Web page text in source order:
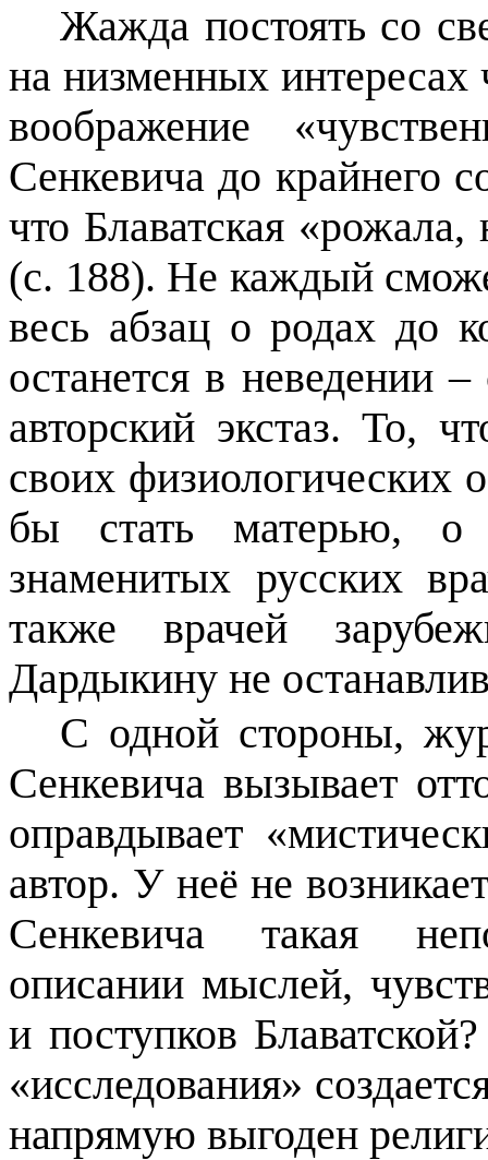
Жажда постоять со
на низменных интересах
воображение
Сенкевича до крайнего
что Блаватская
(с. 188). Не каждый
весь абзац о родах до
останется в неведении
авторский экстаз. То,
своих физиологических
бы стать матерью, о
знаменитых русских
также врачей
Дардыкину не
С одной стороны,
Сенкевича вызывает
оправдывает
автор. У неё не
Сенкевича такая
описании мыслей,
и поступков
«исследования»
напрямую выгоден